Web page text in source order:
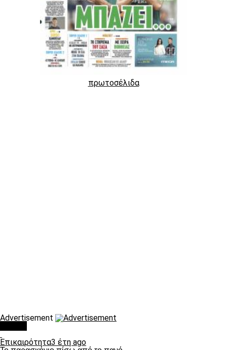
πρωτοσέλιδα
Advertisement
Επικαιρότητα3 έτη ago